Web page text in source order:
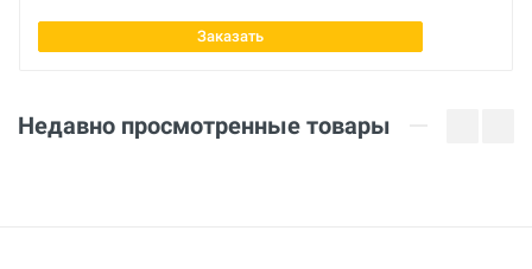
5000 Вт
Заказать
Недавно просмотренные товары